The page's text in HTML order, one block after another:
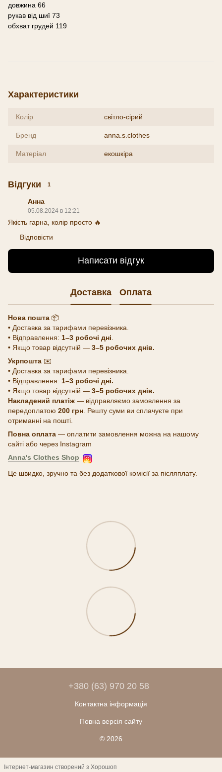
довжина 66
рукав від шиї 73
обхват грудей 119
Характеристики
Колір світло-сірий
Бренд anna.s.clothes
Матеріал екошкіра
Відгуки 1
Анна
05.08.2024 в 12:21
Якість гарна, колір просто 🔥
Відповісти
Написати відгук
Доставка Оплата
Нова пошта 📦
• Доставка за тарифами перевізника.
• Відправлення: 1–3 робочі дні
• Якщо товар відсутній — 3–5 робочих днів.
Укрпошта ✉️
• Доставка за тарифами перевізника.
• Відправлення: 1–3 робочі дні.
• Якщо товар відсутній — 3–5 робочих днів.
Накладений платіж — відправляємо замовлення за
передоплатою 200 грн . Решту суми ви сплачуєте при
отриманні на пошті.
Повна оплата — оплатити замовлення можна на нашому
сайті або через Instagram
Anna's Clothes Shop
Це швидко, зручно та без додаткової комісії за післяплату.
+380 (63) 970 20 58
Контактна інформація
Повна версія сайту
© 2026
Інтернет-магазин створений з Хорошоп